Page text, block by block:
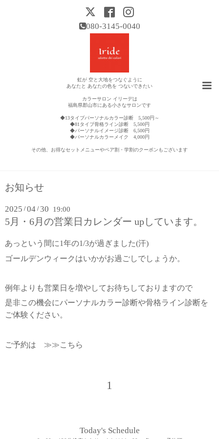
080-3145-0040
虹が 空と大地をつなぐように
あなたと あなたの色を つないできたい
カラーサロン イリーデは
福島県郡山市にある小さなサロンです
◆13タイプパーソナルカラー診断 5,500円～
◆81タイプ骨格ライン診断 5,500円
◆パーソナルイメージ診断 6,500円
◆パーソナルカラーメイク 4,000円
その他、お得なセットメニューやペア割・学割のクーポンもございます
お知らせ
2025 /04 /30 19:00
5月・6月の営業日カレンダー upしています。
あっという間に1年の1/3が過ぎました(汗)
ゴールデンウィークはいかがお過ごしでしょうか。
例年よりも営業日を増やしてお待ちしておりますので
是非この機会にパーソナルカラー診断や骨格ライン診断を
ご体験ください。
ご予約は ≫≫こちら
1
Today's Schedule